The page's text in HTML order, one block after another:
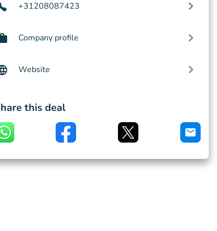
+31208087423
Company profile
Website
this deal